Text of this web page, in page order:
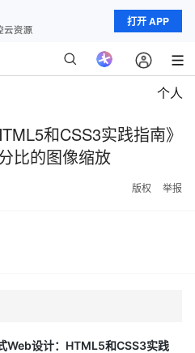
打开 APP
个人
和CSS3实践指南》
比的图像缩放
版权 举报
Web设计：HTML5和CSS3实践